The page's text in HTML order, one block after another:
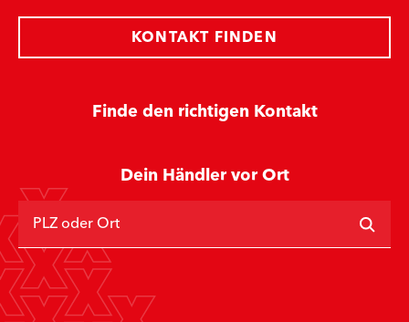
Finde den richtigen Kontakt
KONTAKT FINDEN
Dein Händler vor Ort
PLZ oder Ort